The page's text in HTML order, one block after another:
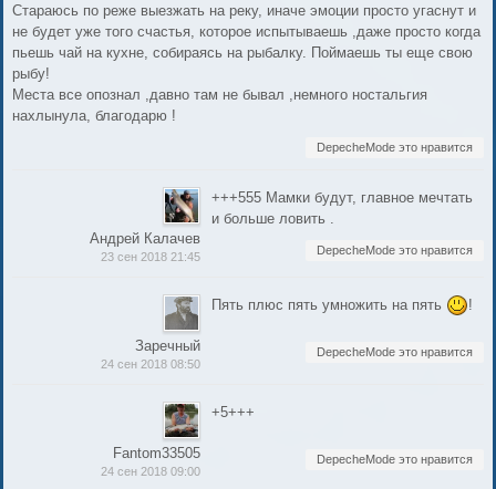
Стараюсь по реже выезжать на реку, иначе эмоции просто угаснут и
не будет уже того счастья, которое испытываешь ,даже просто когда
пьешь чай на кухне, собираясь на рыбалку. Поймаешь ты еще свою
рыбу!
Места все опознал ,давно там не бывал ,немного ностальгия
нахлынула, благодарю !
DepecheMode это нравится
Андрей Калачев
23 сен 2018 21:45
+++555 Мамки будут, главное мечтать
и больше ловить .
DepecheMode это нравится
Заречный
24 сен 2018 08:50
Пять плюс пять умножить на пять !
DepecheMode это нравится
Fantom33505
24 сен 2018 09:00
+5+++
DepecheMode это нравится